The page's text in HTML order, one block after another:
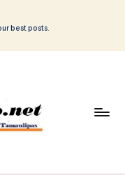
best posts.